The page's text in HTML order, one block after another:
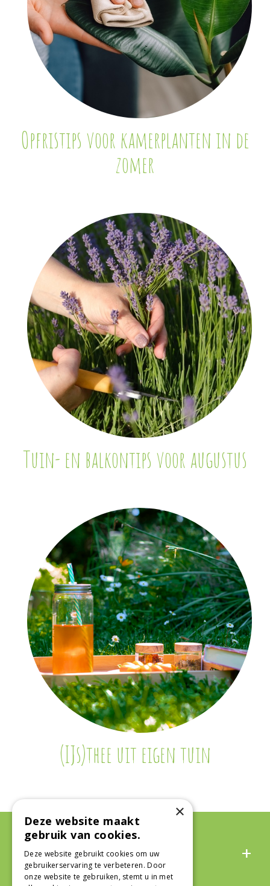
Opfristips voor kamerplanten in de
zomer
Tuin- en balkontips voor augustus
(IJs)thee uit eigen tuin
Algemeen
×
Deze website maakt
gebruik van cookies.
Deze website gebruikt cookies om uw
gebruikerservaring te verbeteren. Door
onze website te gebruiken, stemt u in met